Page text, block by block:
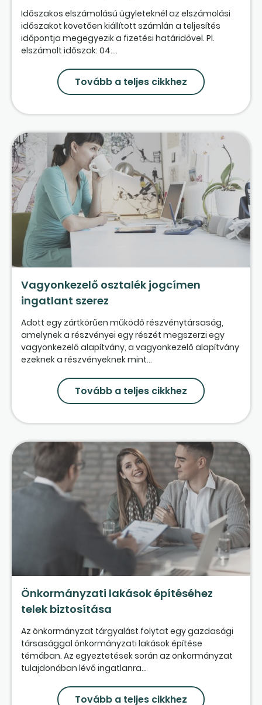
Időszakos elszámolású ügyleteknél az elszámolási
időszakot követően kiállított számlán a teljesítés
időpontja megegyezik a fizetési határidővel. Pl.
elszámolt időszak: 04....
Tovább a teljes cikkhez
Vagyonkezelő osztalék jogcímen
ingatlant szerez
Adott egy zártkörűen működő részvénytársaság,
amelynek a részvényei egy részét megszerzi egy
vagyonkezelő alapítvány, a vagyonkezelő alapítvány
ezeknek a részvényeknek mint...
Tovább a teljes cikkhez
Önkormányzati lakások építéséhez
telek biztosítása
Az önkormányzat tárgyalást folytat egy gazdasági
társasággal önkormányzati lakások építése
témában. Az egyeztetések során az önkormányzat
tulajdonában lévő ingatlanra...
Tovább a teljes cikkhez